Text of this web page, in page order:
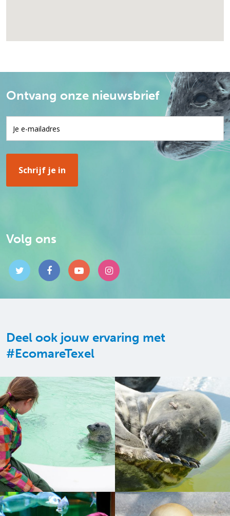
Ontvang onze nieuwsbrief
Volg ons
Deel ook jouw ervaring met
#EcomareTexel